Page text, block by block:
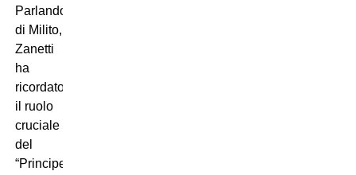
Parlando
di Milito,
Zanetti
ha
ricordato
il ruolo
cruciale
del
“Principe”